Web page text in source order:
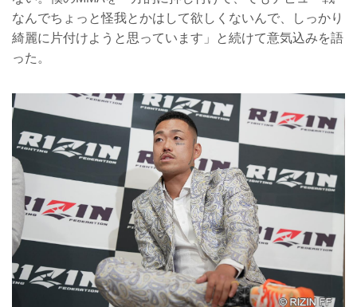
なんでちょっと怪我とかはして欲しくないんで、しっかり
綺麗に片付けようと思っています」と続けて意気込みを語
った。